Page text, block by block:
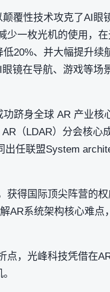
覆性技术攻克了AI眼
少一枚光机的使用，
20%、并大幅提升续
镜在导航、游戏等场
跻身全球 AR 产业核
（LDAR）分会核心
任联盟System
得国际顶尖阵营的
AR系统架构核心难点
点，光峰科技凭借在